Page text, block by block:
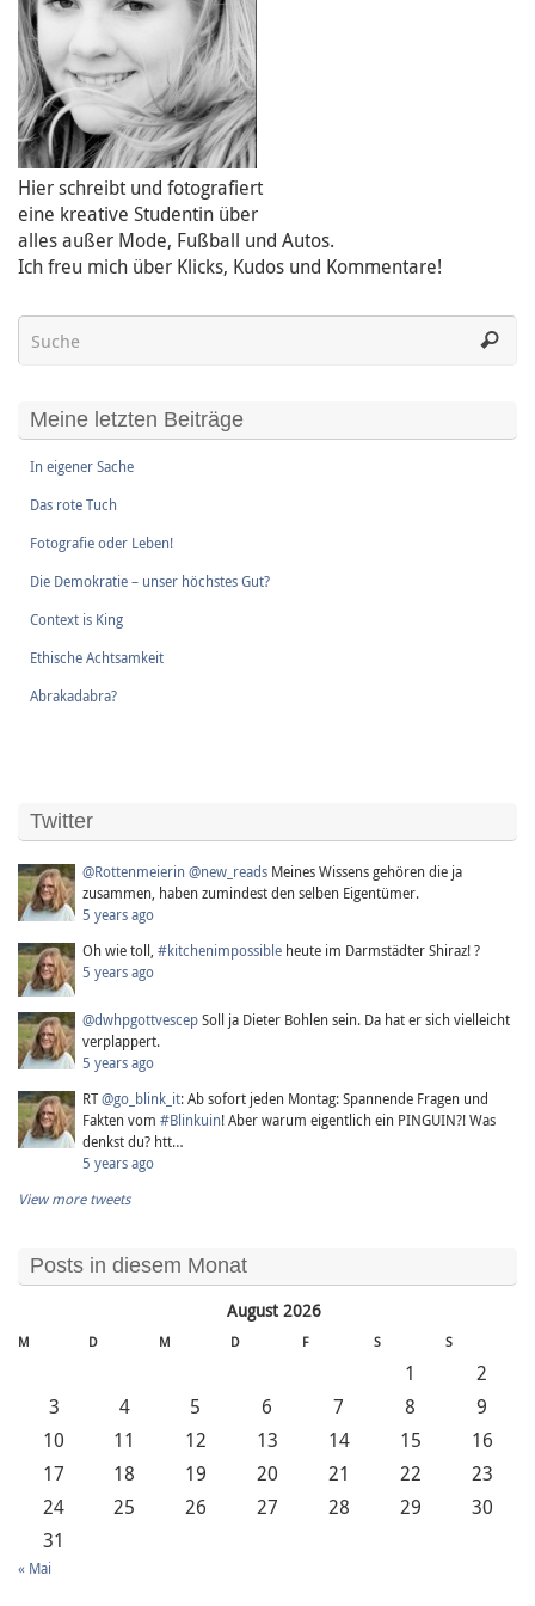
Hier schreibt und fotografiert
eine kreative Studentin über
alles außer Mode, Fußball und Autos.
Ich freu mich über Klicks, Kudos und Kommentare!
Meine letzten Beiträge
In eigener Sache
Das rote Tuch
Fotografie oder Leben!
Die Demokratie – unser höchstes Gut?
Context is King
Ethische Achtsamkeit
Abrakadabra?
Twitter
@Rottenmeierin @new_reads Meines Wissens gehören die ja
zusammen, haben zumindest den selben Eigentümer.
5 years ago
Oh wie toll, #kitchenimpossible heute im Darmstädter Shiraz! ?
5 years ago
@dwhpgottvescepSoll ja Dieter Bohlen sein. Da hat er sich vielleicht
verplappert.
5 years ago
RT@go_blink_it: Ab sofort jeden Montag: Spannende Fragen und
Fakten vom #Blinkuin! Aber warum eigentlich ein PINGUIN?! Was
denkst du? htt…
5 years ago
View more tweets
Posts in diesem Monat
August 2026
M D M D F S S
1
2
3
4 5 6 7 8
9
10
11 12 13 14 15
16
17
18 19 20 21 22
23
24
25 26 27 28 29
30
31
« Mai